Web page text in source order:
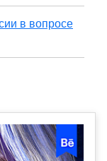
в вопросе